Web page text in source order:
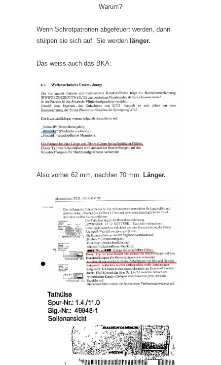
Warum?
Wenn Schrotpatronen abgefeuert werden, dann
stülpen sie sich auf. Sie werden länger.
Das weiss auch das BKA:
Also vorher 62 mm, nachher 70 mm. Länger.